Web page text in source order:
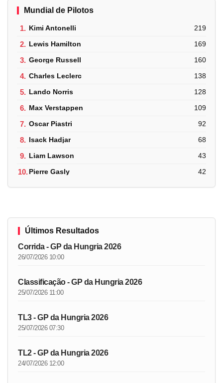
Mundial de Pilotos
1. Kimi Antonelli 219
2. Lewis Hamilton 169
3. George Russell 160
4. Charles Leclerc 138
5. Lando Norris 128
6. Max Verstappen 109
7. Oscar Piastri 92
8. Isack Hadjar 68
9. Liam Lawson 43
10.Pierre Gasly 42
Últimos Resultados
Corrida - GP da Hungria 2026
26/07/2026 10:00
Classificação - GP da Hungria 2026
25/07/2026 11:00
TL3 - GP da Hungria 2026
25/07/2026 07:30
TL2 - GP da Hungria 2026
24/07/2026 12:00